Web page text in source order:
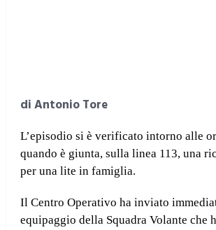
di Antonio Tore
L’episodio si è verificato intorno alle
quando è giunta, sulla linea 113, una
per una lite in famiglia.
Il Centro Operativo ha inviato
equipaggio della Squadra Volante che